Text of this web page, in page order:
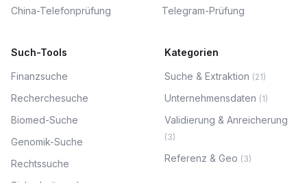
China-Telefonprüfung
Telegram-Prüfung
Such-Tools
Finanzsuche
Recherchesuche
Biomed-Suche
Genomik-Suche
Rechtssuche
Kategorien
Suche & Extraktion (21)
Unternehmensdaten (1)
Validierung & Anreicherung
(3)
Referenz & Geo (3)